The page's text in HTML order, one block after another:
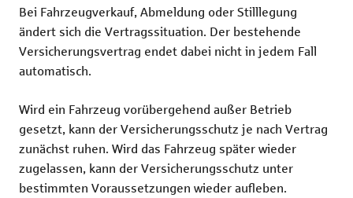
Bei Fahrzeugverkauf, Abmeldung oder Stilllegung
ändert sich die Vertragssituation. Der bestehende
Versicherungsvertrag endet dabei nicht in jedem Fall
automatisch.
Wird ein Fahrzeug vorübergehend außer Betrieb
gesetzt, kann der Versicherungsschutz je nach Vertrag
zunächst ruhen. Wird das Fahrzeug später wieder
zugelassen, kann der Versicherungsschutz unter
bestimmten Voraussetzungen wieder aufleben.